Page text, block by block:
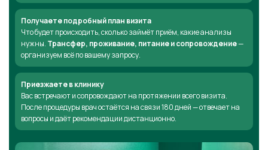
Получаете подробный план визита
Что будет происходить, сколько займёт приём, какие анализы
нужны. Трансфер, проживание, питание и сопровождение—
организуем всё по вашему запросу.
Приезжаете в клинику
Вас встречают и сопровождают на протяжении всего визита.
После процедуры врач остаётся на связи 180 дней — отвечает на
вопросы и даёт рекомендации дистанционно.